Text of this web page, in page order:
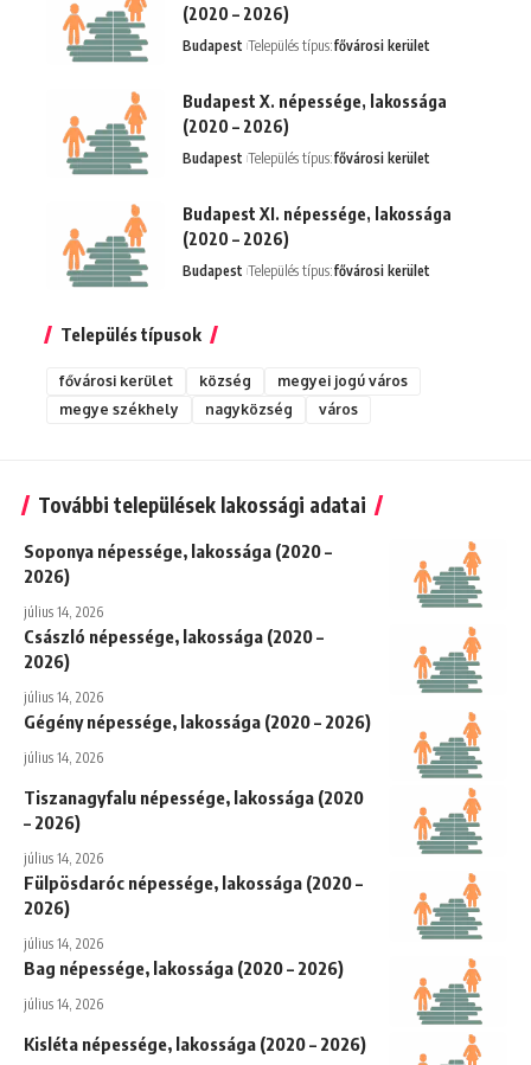
(2020 – 2026)
Budapest Település típus:fővárosi kerület
Budapest X. népessége, lakossága
(2020 – 2026)
Budapest Település típus:fővárosi kerület
Budapest XI. népessége, lakossága
(2020 – 2026)
Budapest Település típus:fővárosi kerület
Település típusok
fővárosi kerület község
megyei jogú város
megye székhely
nagyközség város
További települések lakossági adatai
Soponya népessége, lakossága (2020 –
2026)
július 14, 2026
Császló népessége, lakossága (2020 –
2026)
július 14, 2026
Gégény népessége, lakossága (2020 – 2026)
július 14, 2026
Tiszanagyfalu népessége, lakossága (2020
– 2026)
július 14, 2026
Fülpösdaróc népessége, lakossága (2020 –
2026)
július 14, 2026
Bag népessége, lakossága (2020 – 2026)
július 14, 2026
Kisléta népessége, lakossága (2020 – 2026)